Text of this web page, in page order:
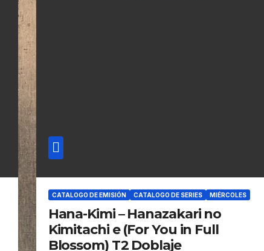
CATALOGO DE EMISIÓN CATALOGO DE SERIES MIÉRCOLES
Hana-Kimi – Hanazakari no
Kimitachi e (For You in Full
Blossom) T2 Doblaje